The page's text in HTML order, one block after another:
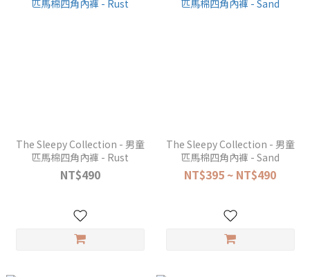
The Sleepy Collection - 男童
匹馬棉四角內褲 - Rust
NT$490
The Sleepy Collection - 男童
匹馬棉四角內褲 - Sand
NT$395 ~ NT$490